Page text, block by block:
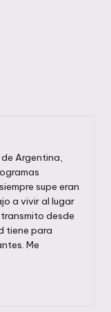
Argentina,
supe eran
a vivir al lugar
desde
tiene para
Me